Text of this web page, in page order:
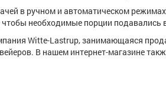
в ручном и автоматическом
чтобы необходимые порции
Witte-Lastrup, занимающаяся
В нашем интернет-магазине